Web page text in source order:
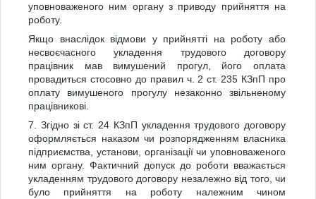
уповноваженого ним органу з приводу прийняття на
роботу.
Якщо внаслідок відмови у прийнятті на роботу або
несвоєчасного укладення трудового договору
працівник мав вимушений прогул, його оплата
провадиться стосовно до правил ч. 2 ст. 235 КЗпП про
оплату вимушеного прогулу незаконно звільненому
працівникові.
7. Згідно зі ст. 24 КЗпП укладення трудового договору
оформляється наказом чи розпорядженням власника
підприємства, установи, організації чи уповноваженого
ним органу. Фактичний допуск до роботи вважається
укладенням трудового договору незалежно від того, чи
було прийняття на роботу належним чином